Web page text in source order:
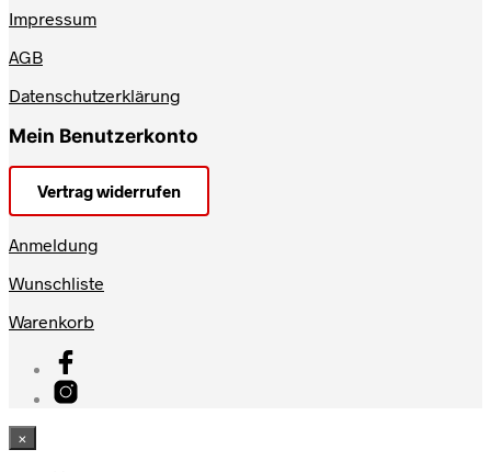
Impressum
AGB
Datenschutzerklärung
Mein Benutzerkonto
Vertrag widerrufen
Anmeldung
Wunschliste
Warenkorb
×